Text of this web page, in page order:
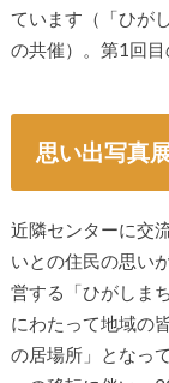
ています（「ひが
の共催）。第1回目
思い出写真
近隣センターに交
いとの住民の思い
営する「ひがしま
にわたって地域の
の居場所」となっ